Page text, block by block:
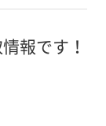
報です！